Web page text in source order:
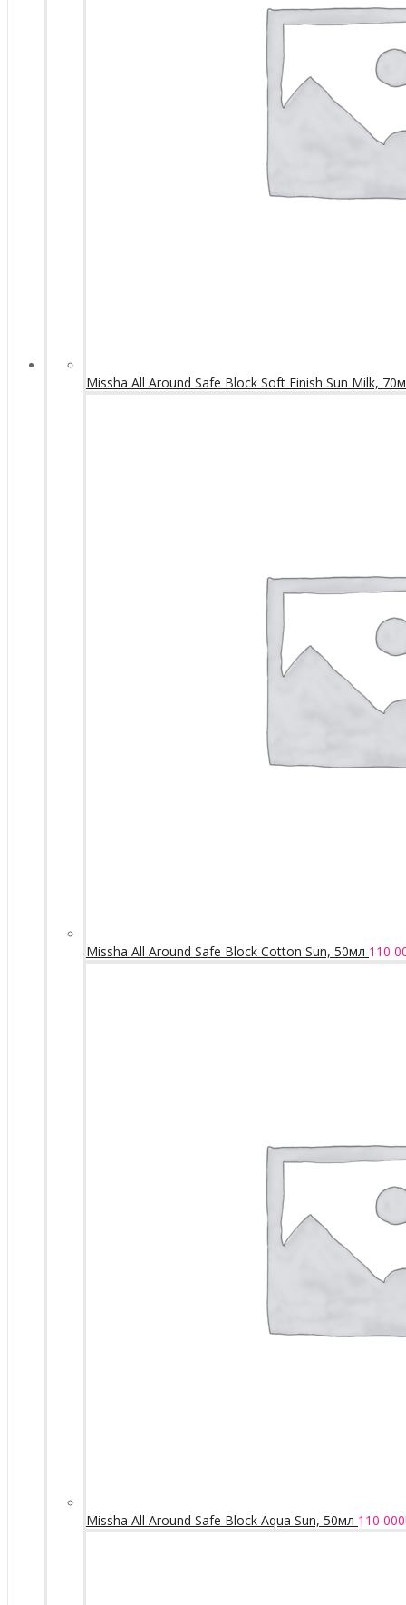
Missha All Around Safe Block Soft Finish Sun Milk,
Missha All Around Safe Block Cotton Sun, 50мл 110
Missha All Around Safe Block Aqua Sun, 50мл 110 000